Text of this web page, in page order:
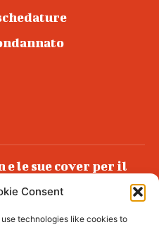
Consent
technologies like cookies to
e le sue cover per il